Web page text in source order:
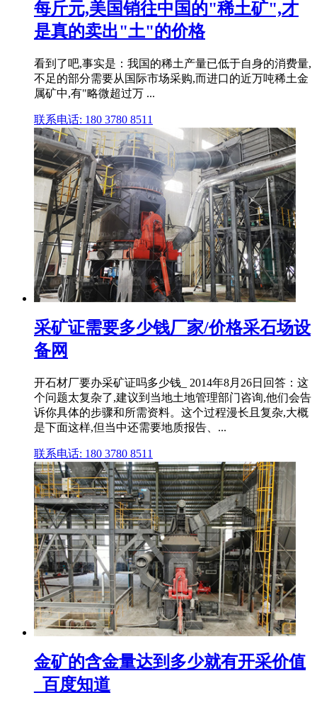
每斤元,美国销往中国的"稀土矿",才
是真的卖出"土"的价格
看到了吧,事实是：我国的稀土产量已低于自身的消费量,
不足的部分需要从国际市场采购,而进口的近万吨稀土金
属矿中,有"略微超过万 ...
联系电话: 180 3780 8511
采矿证需要多少钱厂家/价格采石场设
备网
开石材厂要办采矿证吗多少钱_ 2014年8月26日回答：这
个问题太复杂了,建议到当地土地管理部门咨询,他们会告
诉你具体的步骤和所需资料。这个过程漫长且复杂,大概
是下面这样,但当中还需要地质报告、...
联系电话: 180 3780 8511
金矿的含金量达到多少就有开采价值
_百度知道